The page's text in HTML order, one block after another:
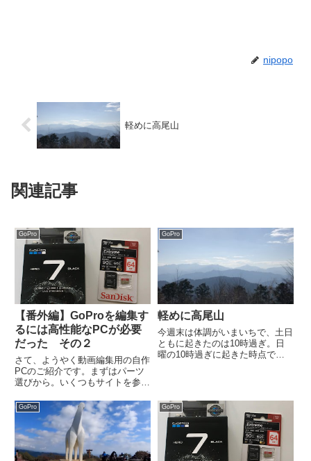
nipopo
軽めに高尾山
関連記事
GoPro
【番外編】GoProを編集す
るには高性能なPCが必要
だった その２
さて、ようやく動画編集用の自作
PCのご紹介です。まずはパーツ
選びから。いくつもサイトを参考
の記事は価格を抑えつつある程度
のスペックを維持するという内容
がとても参考になり、大部分のパ
ーツはこの記事で紹介されたも
の...
GoPro
軽めに高尾山
今週末は体調がいまいちで、土日
ともに起きたのは10時過ぎ。日
曜の10時過ぎに起きた時点で今
筋肉が衰えるのは目に見えていた
ので、13時過ぎから登ってきま...
GoPro GoPro